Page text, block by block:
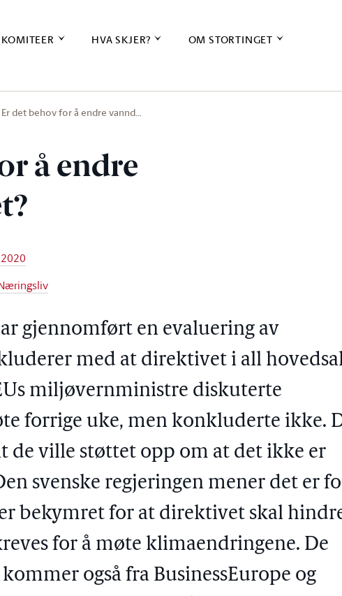
HVA SKJER? OM STORTINGET
Er det behov for å endre vannd…
å endre
gjennomført en evaluering av
med at direktivet i all
miljøvernministre diskuterte
forrige uke, men konkluderte ikke.
de ville støttet opp om at det ikke er
svenske regjeringen mener det er
bekymret for at direktivet skal
for å møte klimaendringene. De
også fra BusinessEurope og